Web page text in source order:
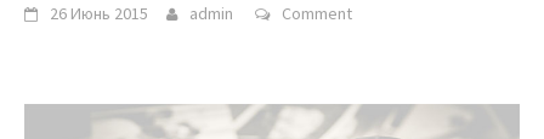
26 Июнь 2015 admin Comment